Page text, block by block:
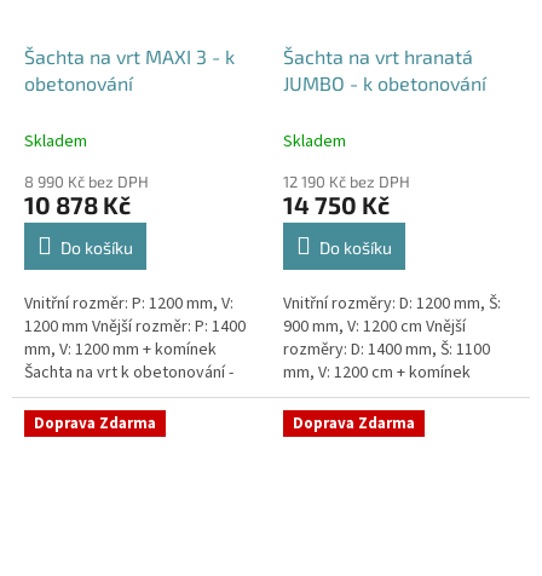
Šachta na vrt MAXI 3 - k
obetonování
Skladem
8 990 Kč bez DPH
10 878 Kč
Do košíku
Vnitřní rozměr: P: 1200 mm, V:
1200 mm Vnější rozměr: P: 1400
mm, V: 1200 mm + komínek
Šachta na vrt k obetonování -
vhodná pod parkovací stání,
komunikace nebo do míst...
Šachta na vrt hranatá
JUMBO - k obetonování
Skladem
12 190 Kč bez DPH
14 750 Kč
Do košíku
Vnitřní rozměry: D: 1200 mm, Š:
900 mm, V: 1200 cm Vnější
rozměry: D: 1400 mm, Š: 1100
mm, V: 1200 cm + komínek
Šachta na vrt k obetonování -
vhodná pod parkovací...
Doprava Zdarma Doprava Zdarma